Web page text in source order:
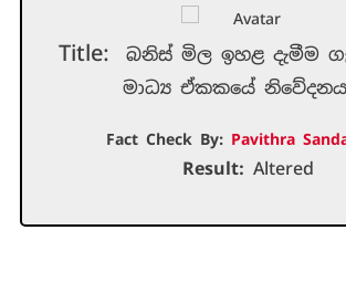
Title:
බනිස් මිල ඉහළ දැමීම
මාධ්‍ය ඒකකයේ
Fact Check By: Pavithra
Result: Altered